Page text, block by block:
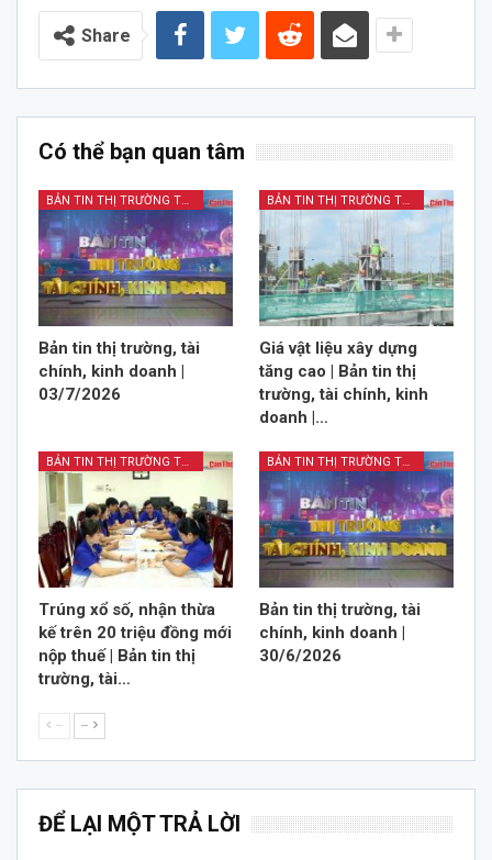
Share
Có thể bạn quan tâm
BẢN TIN THỊ TRƯỜNG TÀI CHÍNH KINH DOANH
Bản tin thị trường, tài
chính, kinh doanh |
03/7/2026
BẢN TIN THỊ TRƯỜNG TÀI CHÍNH KINH DOANH
Giá vật liệu xây dựng
tăng cao | Bản tin thị
trường, tài chính, kinh
doanh |…
BẢN TIN THỊ TRƯỜNG TÀI CHÍNH KINH DOANH
Trúng xổ số, nhận thừa
kế trên 20 triệu đồng mới
nộp thuế | Bản tin thị
trường, tài…
BẢN TIN THỊ TRƯỜNG TÀI CHÍNH KINH DOANH
Bản tin thị trường, tài
chính, kinh doanh |
30/6/2026
-- --
ĐỂ LẠI MỘT TRẢ LỜI